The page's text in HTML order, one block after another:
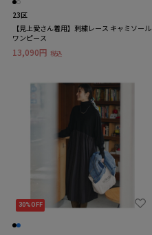
23区
【見上愛さん着用】刺繍レース キャミソール
ワンピース
13,090円 税込
30%OFF